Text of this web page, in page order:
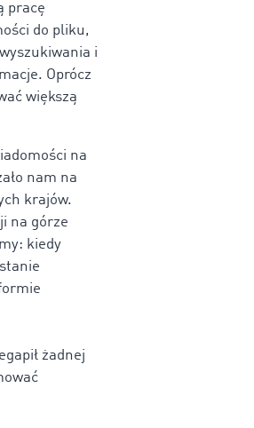
pracę
do pliku,
i
Oprócz
większą
na
nam na
krajów.
na górze
kiedy
żadnej